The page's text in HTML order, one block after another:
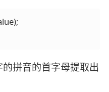
拼音的首字母提取出